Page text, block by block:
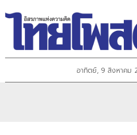
อาทิตย์, 9 สิงหาคม